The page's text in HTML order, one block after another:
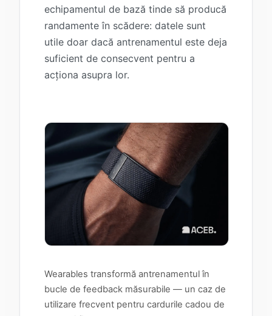
echipamentul de bază tinde să producă
randamente în scădere: datele sunt
utile doar dacă antrenamentul este deja
suficient de consecvent pentru a
acționa asupra lor.
Wearables transformă antrenamentul în
bucle de feedback măsurabile — un caz de
utilizare frecvent pentru cardurile cadou de